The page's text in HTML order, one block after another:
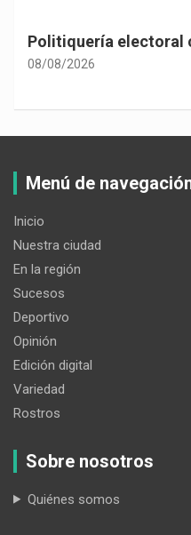
Politiquería electoral
08/08/2026
Menú de
Inicio
Nuestra ciudad
En la región
Sucesos
Deportivo
Opinión
Edición digital
Variedad
Rostros
Sobre nosotros
Quiénes somos